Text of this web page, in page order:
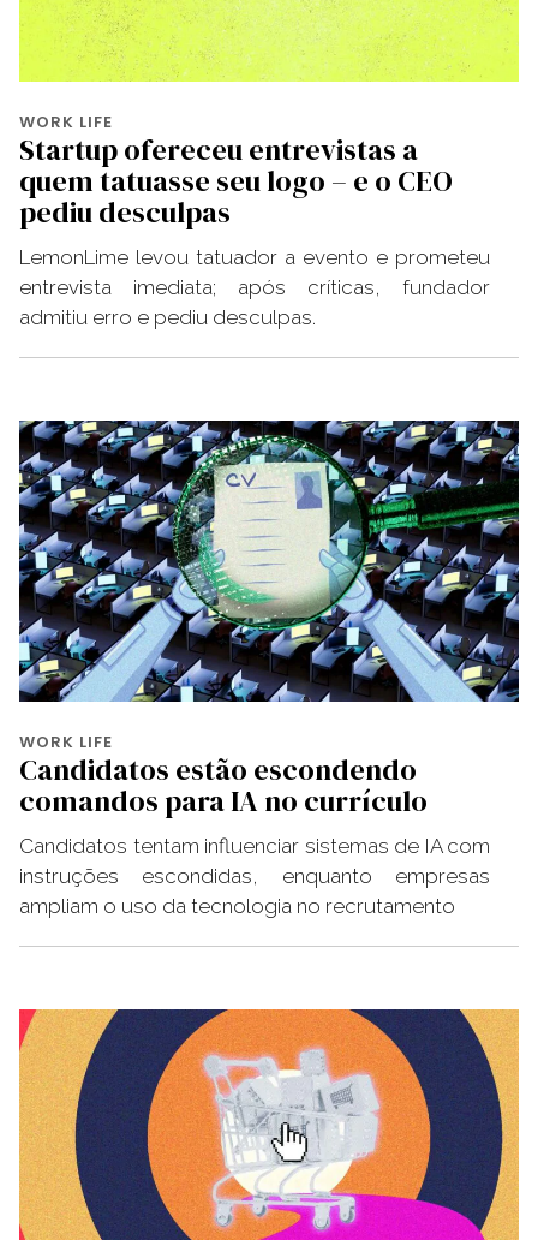
WORK LIFE
Startup ofereceu entrevistas a
quem tatuasse seu logo – e o CEO
pediu desculpas
LemonLime levou tatuador a evento e prometeu
entrevista imediata; após críticas, fundador
admitiu erro e pediu desculpas.
WORK LIFE
Candidatos estão escondendo
comandos para IA no currículo
Candidatos tentam influenciar sistemas de IA com
instruções escondidas, enquanto empresas
ampliam o uso da tecnologia no recrutamento